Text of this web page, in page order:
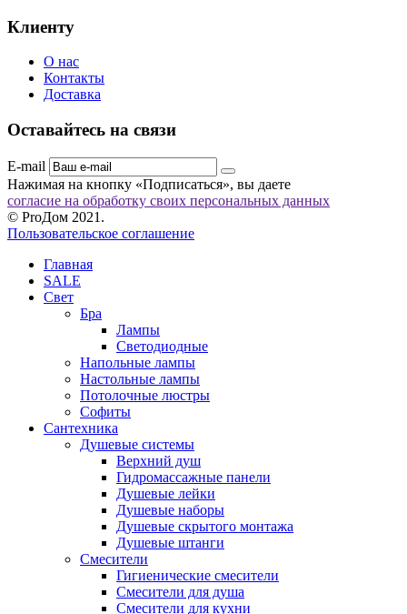
Клиенту
О нас
Контакты
Доставка
Оставайтесь на связи
E-mail
Нажимая на кнопку «Подписаться», вы даете
согласие на обработку своих персональных данных
© ProДом 2021.
Пользовательское соглашение
Главная
SALE
Свет
Бра
Лампы
Светодиодные
Напольные лампы
Настольные лампы
Потолочные люстры
Софиты
Сантехника
Душевые системы
Верхний душ
Гидромассажные панели
Душевые лейки
Душевые наборы
Душевые скрытого монтажа
Душевые штанги
Смесители
Гигиенические смесители
Смесители для душа
Смесители для кухни